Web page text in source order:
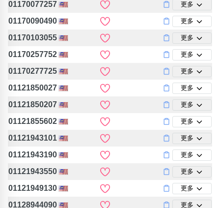
01170077257 更多
01170090490 更多
01170103055 更多
01170257752 更多
01170277725 更多
01121850027 更多
01121850207 更多
01121855602 更多
01121943101 更多
01121943190 更多
01121943550 更多
01121949130 更多
01128944090 更多